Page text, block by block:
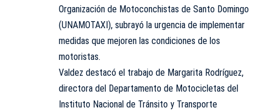
Organización de Motoconchistas de Santo Domingo
(UNAMOTAXI), subrayó la urgencia de implementar
medidas que mejoren las condiciones de los
motoristas.
Valdez destacó el trabajo de Margarita Rodríguez,
directora del Departamento de Motocicletas del
Instituto Nacional de Tránsito y Transporte